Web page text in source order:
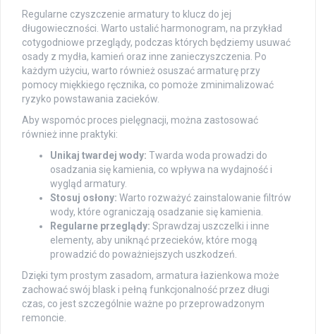
Regularne czyszczenie armatury to klucz do jej
długowieczności. Warto ustalić harmonogram, na przykład
cotygodniowe przeglądy, podczas których będziemy usuwać
osady z mydła, kamień oraz inne zanieczyszczenia. Po
każdym użyciu, warto również osuszać armaturę przy
pomocy miękkiego ręcznika, co pomoże zminimalizować
ryzyko powstawania zacieków.
Aby wspomóc proces pielęgnacji, można zastosować
również inne praktyki:
Unikaj twardej wody: Twarda woda prowadzi do
osadzania się kamienia, co wpływa na wydajność i
wygląd armatury.
Stosuj osłony: Warto rozważyć zainstalowanie filtrów
wody, które ograniczają osadzanie się kamienia.
Regularne przeglądy: Sprawdzaj uszczelki i inne
elementy, aby uniknąć przecieków, które mogą
prowadzić do poważniejszych uszkodzeń.
Dzięki tym prostym zasadom, armatura łazienkowa może
zachować swój blask i pełną funkcjonalność przez długi
czas, co jest szczególnie ważne po przeprowadzonym
remoncie.